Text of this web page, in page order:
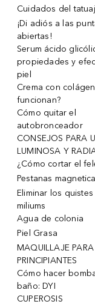
Cuidados del
¡Di adiós a las
abiertas!
Serum ácido
propiedades y
piel
Crema con
funcionan?
Cómo quitar el
autobronceador
CONSEJOS PARA
LUMINOSA Y
¿Cómo cortar el
Pestanas
Eliminar los quistes
miliums
Agua de colonia
Piel Grasa
MAQUILLAJE PARA
PRINCIPIANTES
Cómo hacer
baño: DYI
CUPEROSIS